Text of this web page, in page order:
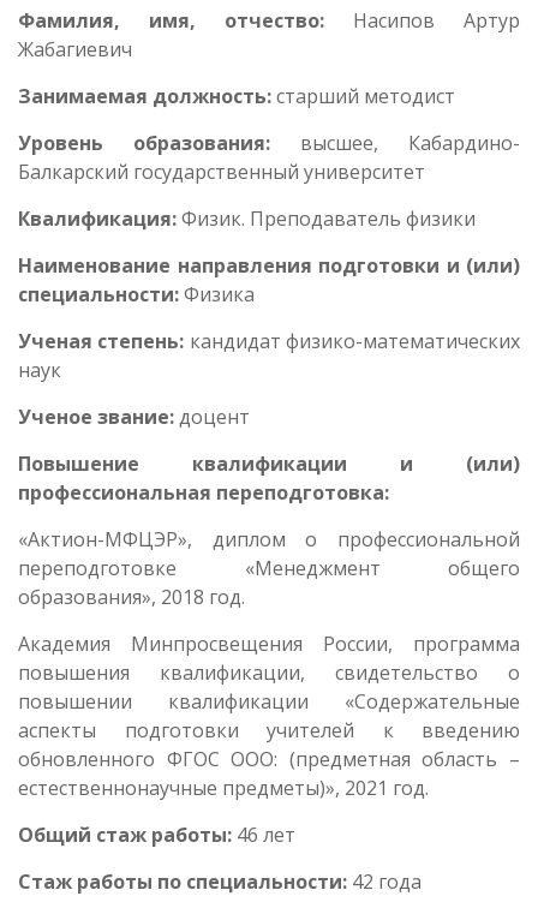
Фамилия, имя, отчество: Насипов Артур
Жабагиевич
Занимаемая должность:старший методист
Уровень образования: высшее, Кабардино-
Балкарский государственный университет
Квалификация:Физик. Преподаватель физики
Наименование направления подготовки и (или)
специальности:Физика
Ученая степень: кандидат физико-математических
наук
Ученое звание:доцент
Повышение квалификации и (или)
профессиональная переподготовка:
«Актион-МФЦЭР», диплом о профессиональной
переподготовке «Менеджмент общего
образования», 2018 год.
Академия Минпросвещения России, программа
повышения квалификации, свидетельство о
повышении квалификации «Содержательные
аспекты подготовки учителей к введению
обновленного ФГОС ООО: (предметная область –
естественнонаучные предметы)», 2021 год.
Общий стаж работы: 46 лет
Стаж работы по специальности: 42 года